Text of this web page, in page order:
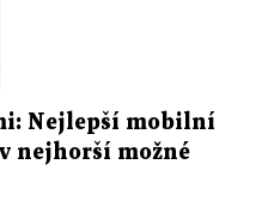
Nejlepší mobilní
nejhorší možné